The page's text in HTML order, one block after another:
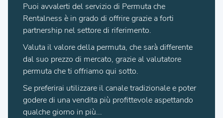
Puoi avvalerti del servizio di Permuta che
Rentalness è in grado di offrire grazie a forti
partnership nel settore di riferimento.
Valuta il valore della permuta, che sarà differente
dal suo prezzo di mercato, grazie al valutatore
permuta che ti offriamo qui sotto.
Se preferirai utilizzare il canale tradizionale e poter
godere di una vendita più profittevole aspettando
qualche giorno in più...